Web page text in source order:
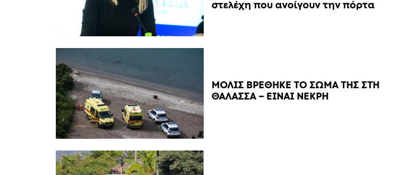
στελέχη που ανοίγουν την πόρτα
ΜΟΛΙΣ ΒΡΕΘΗΚΕ ΤΟ ΣΩΜΑ ΤΗΣ ΣΤΗ
ΘΑΛΑΣΣΑ – ΕΙΝΑΙ ΝΕΚΡΗ